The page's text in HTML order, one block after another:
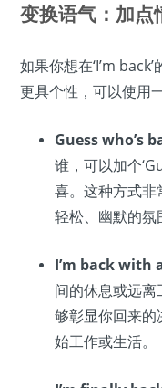
变换语气：加点
如果你想在‘I’m
更具个性，可以使用
Guess who’s
谁，可以加个
喜。这种方式非
轻松、幽默的氛
I’m back with
间的休息或远
够彰显你回来
始工作或生活。